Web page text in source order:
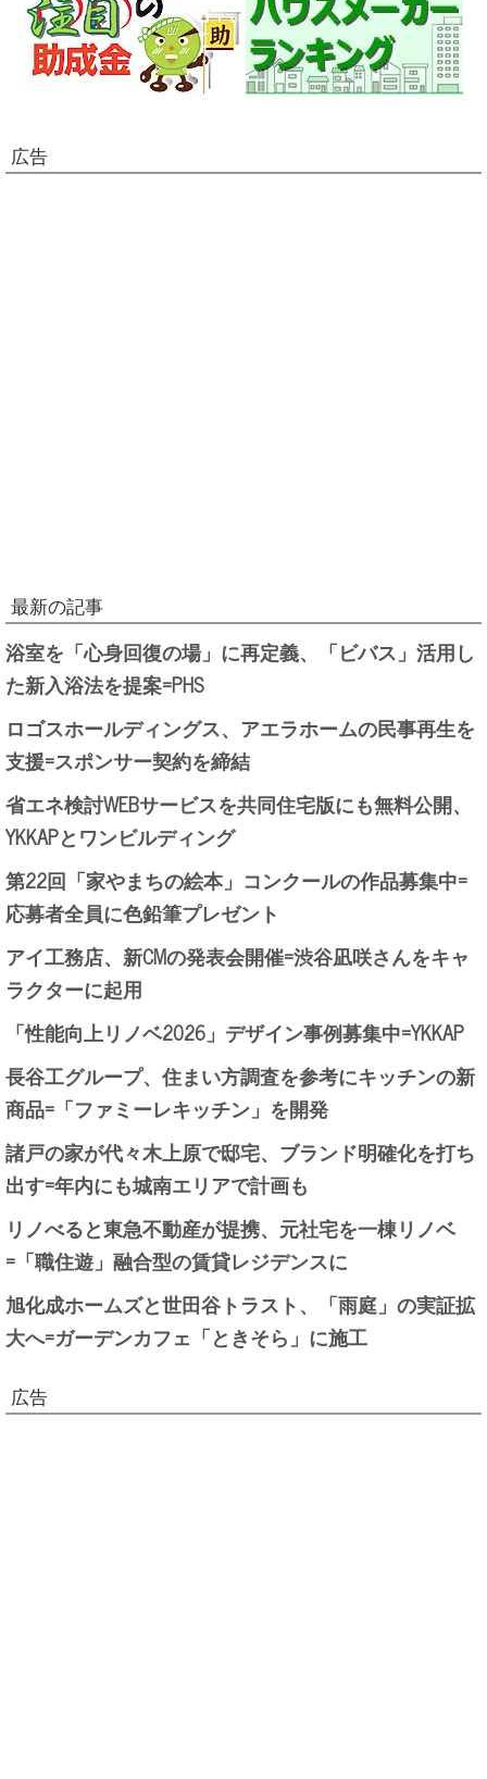
広告
最新の記事
浴室を「心身回復の場」に再定義、「ビバス」活用し
た新入浴法を提案=PHS
ロゴスホールディングス、アエラホームの民事再生を
支援=スポンサー契約を締結
省エネ検討WEBサービスを共同住宅版にも無料公開、
YKKAPとワンビルディング
第22回「家やまちの絵本」コンクールの作品募集中=
応募者全員に色鉛筆プレゼント
アイ工務店、新CMの発表会開催=渋谷凪咲さんをキャ
ラクターに起用
「性能向上リノベ2026」デザイン事例募集中=YKKAP
長谷工グループ、住まい方調査を参考にキッチンの新
商品=「ファミーレキッチン」を開発
諸戸の家が代々木上原で邸宅、ブランド明確化を打ち
出す=年内にも城南エリアで計画も
リノべると東急不動産が提携、元社宅を一棟リノベ
=「職住遊」融合型の賃貸レジデンスに
旭化成ホームズと世田谷トラスト、「雨庭」の実証拡
大へ=ガーデンカフェ「ときそら」に施工
広告